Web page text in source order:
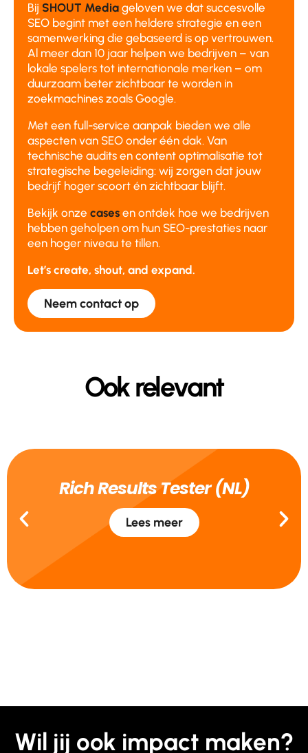
Bij SHOUT Media geloven we dat succesvolle
SEO begint met een heldere strategie en een
samenwerking die gebaseerd is op vertrouwen.
Al meer dan 10 jaar helpen we bedrijven – van
lokale spelers tot internationale merken – om
duurzaam beter zichtbaar te worden in
zoekmachines zoals Google.
Met een full-service aanpak bieden we alle
aspecten van SEO onder één dak. Van
technische audits en content optimalisatie tot
strategische begeleiding: wij zorgen dat jouw
bedrijf hoger scoort én zichtbaar blijft.
Bekijk onze cases en ontdek hoe we bedrijven
hebben geholpen om hun SEO-prestaties naar
een hoger niveau te tillen.
Let’s create, shout, and expand.
Neem contact op
Ook relevant
Rich Results Tester (NL)
Lees meer
Wil jij ook impact maken?